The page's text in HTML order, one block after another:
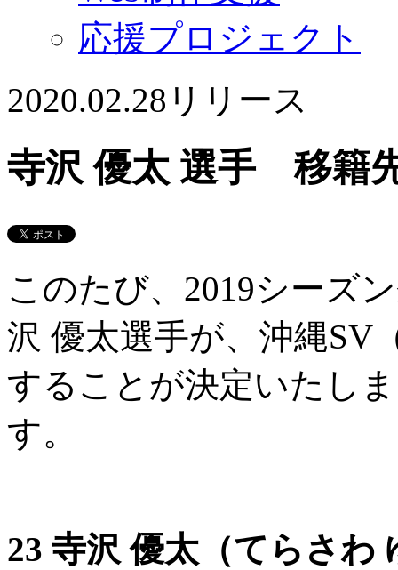
応援プロジェクト
2020.02.28 リリース
寺沢 優太 選手 移籍
このたび、2019シーズ
沢 優太選手が、沖縄SV
することが決定いたし
す。
23 寺沢 優太（てらさわ